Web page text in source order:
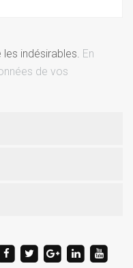
indésirables. En
de vos